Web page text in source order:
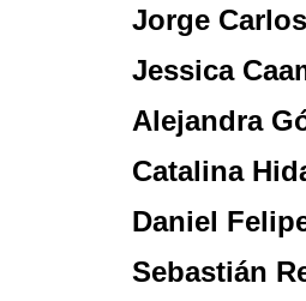
Jorge
Jessica
Alejandra
Catalina
Daniel
Sebastián